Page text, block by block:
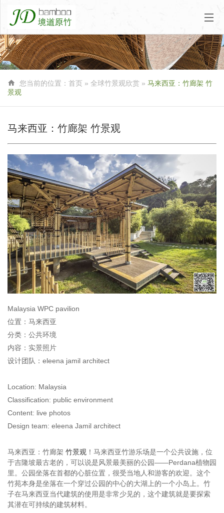
 您当前的位置： 首页 » 全球竹景观欣赏 » 马来西亚：竹廊架 竹
景观
马来西亚：竹廊架 竹景观
Malaysia WPC pavilion
位置：马来西亚
分类：公共环境
内容：实景照片
设计团队：eleena jamil architect
Location: Malaysia
Classification: public environment
Content: live photos
Design team: eleena Jamil architect
马来西亚：竹廊架 竹景观 ！马来西亚竹游乐场是一个公共设施，位
于吉隆坡最古老的，可以说是风景最美丽的公园——Perdana植物园
里。公园坐落在首都的心脏位置，很受当地人和游客的欢迎。这个
竹苑本身是坐落在一个穿过公园的中心的大湖上的一个小岛上。竹
子在马来西亚当代建筑的使用是非常少见的，这个建筑就是要探索
其潜在可持续的建筑材料。